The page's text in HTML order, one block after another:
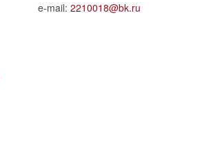
e-mail:2210018@bk.ru